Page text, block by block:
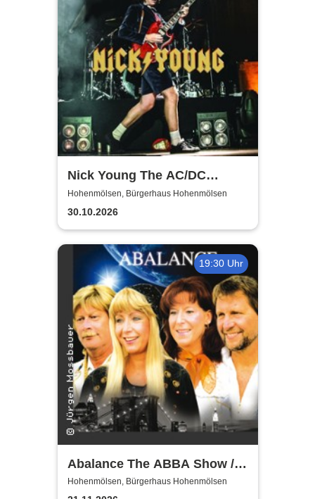
Nick Young The AC/DC
Master-Band
Hohenmölsen, Bürgerhaus Hohenmölsen
30.10.2026
19:30 Uhr
Abalance The ABBA Show /
Revival Show - a tribute to
Hohenmölsen, Bürgerhaus Hohenmölsen